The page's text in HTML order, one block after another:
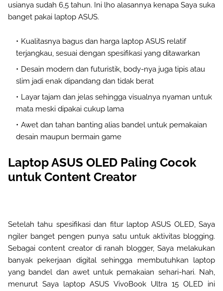
usianya sudah 6,5 tahun. Ini lho alasannya kenapa Saya suka
banget pakai laptop ASUS.
Kualitasnya bagus dan harga laptop ASUS relatif
terjangkau, sesuai dengan spesifikasi yang ditawarkan
Desain modern dan futuristik, body-nya juga tipis atau
slim jadi enak dipandang dan tidak berat
Layar tajam dan jelas sehingga visualnya nyaman untuk
mata meski dipakai cukup lama
Awet dan tahan banting alias bandel untuk pemakaian
desain maupun bermain game
Laptop ASUS OLED Paling Cocok
untuk Content Creator
Setelah tahu spesifikasi dan fitur laptop ASUS OLED, Saya
ngiler banget pengen punya satu untuk aktivitas blogging.
Sebagai content creator di ranah blogger, Saya melakukan
banyak pekerjaan digital sehingga membutuhkan laptop
yang bandel dan awet untuk pemakaian sehari-hari. Nah,
menurut Saya laptop ASUS VivoBook Ultra 15 OLED ini